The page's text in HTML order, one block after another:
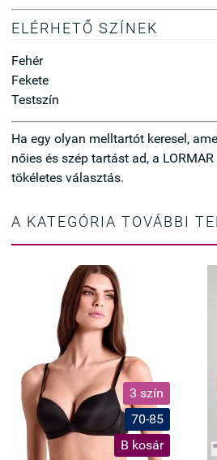
ELÉRHETŐ SZÍNEK
Fehér
Fekete
Testszín
Ha egy olyan melltartót keresel,
nőies és szép tartást ad, a
tökéletes választás.
A KATEGÓRIA TOVÁBBI
3 szín
70-85
B kosár